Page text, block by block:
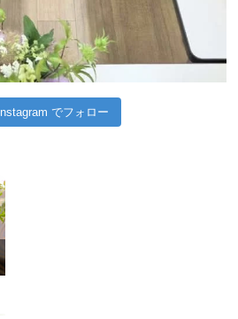
Instagram でフォロー